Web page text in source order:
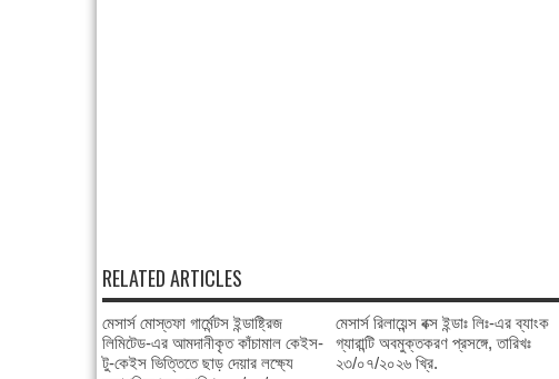
RELATED ARTICLES
মেসার্স মোস্তফা গার্মেন্টস ইন্ডাষ্ট্রিজ
লিমিটেড-এর আমদানীকৃত কাঁচামাল কেইস-
টু-কেইস ভিত্তিতে ছাড় দেয়ার লক্ষ্যে
মেসার্স রিলায়েন্স বক্স ইন্ডাঃ লিঃ-এর ব্যাংক
গ্যারান্টি অবমুক্তকরণ প্রসঙ্গে, তারিখঃ
২৩/০৭/২০২৬ খ্রি.